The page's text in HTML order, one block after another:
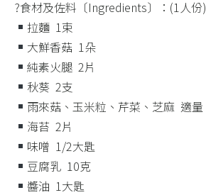
?食材及佐料〔Ingredients〕：(1人份)​
拉麵 ​ 1束 ​
大鮮香菇 ​ 1朵​
純素火腿 ​ 2片​
秋葵 ​ 2支​
雨來菇、玉米粒、芹菜、芝麻 ​ 適量​
海苔 ​ 2片​
味噌 ​ 1/2大匙​
豆腐乳 ​ 10克​
醬油 ​ 1大匙​